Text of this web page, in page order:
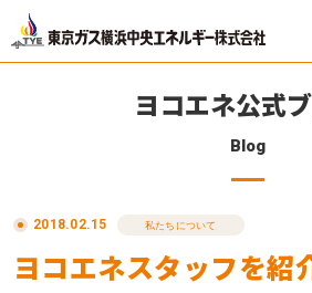
リフォーム
東京ガス修理サービス
ヨコエネ公式
Blog
2018.02.15 私たちについて
ヨコエネスタッフを紹